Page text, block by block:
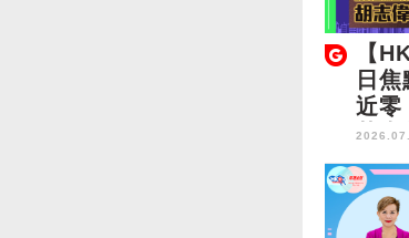
【
日
近零
英半